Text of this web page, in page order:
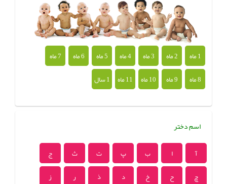
1 ماه 2 ماه 3 ماه 4 ماه 5 ماه 6 ماه
7 ماه
8 ماه
9 ماه 10 ماه 11 ماه 1 سال
اسم دختر
آ ا ب پ ت ث
ج
چ
ح خ د ذ ر
ز